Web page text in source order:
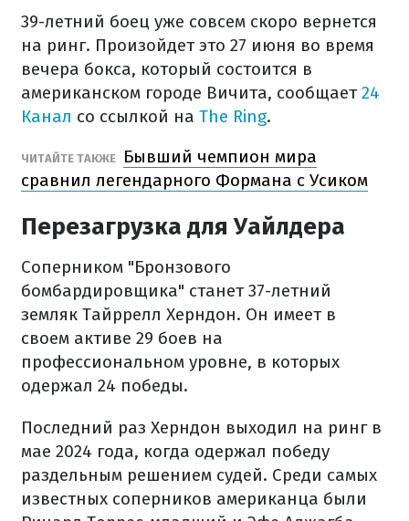
39-летний боец уже совсем скоро вернется
на ринг. Произойдет это 27 июня во время
вечера бокса, который состоится в
американском городе Вичита, сообщает24
Канал со ссылкой на The Ring.
ЧИТАЙТЕ ТАКЖЕ
Бывший чемпион мира
сравнил легендарного Формана с Усиком
Перезагрузка для Уайлдера
Соперником "Бронзового
бомбардировщика" станет 37-летний
земляк Тайррелл Херндон. Он имеет в
своем активе 29 боев на
профессиональном уровне, в которых
одержал 24 победы.
Последний раз Херндон выходил на ринг в
мае 2024 года, когда одержал победу
раздельным решением судей. Среди самых
известных соперников американца были